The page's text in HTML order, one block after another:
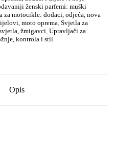
ženski parfemi: muški
za motocikle: dodaci, odjeća, nova
moto oprema, Svjetla za
žmigavci, Upravljači za
kontrola i stil
Opis